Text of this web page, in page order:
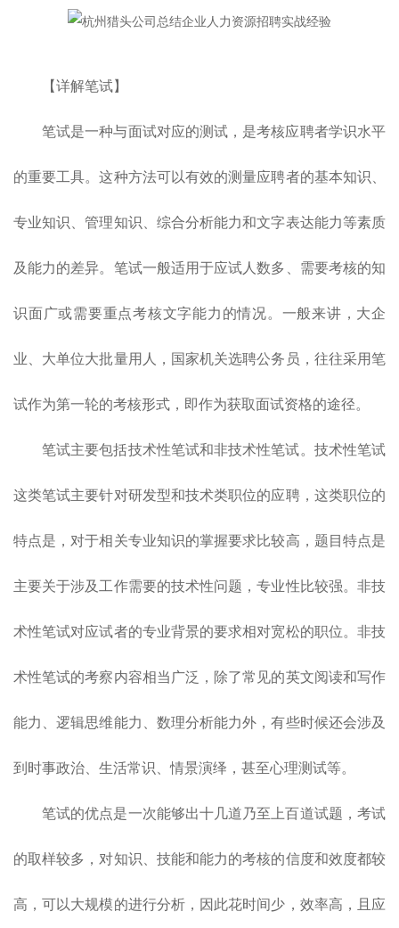
【详解笔试】
笔试是一种与面试对应的测试，是考核应聘者学识水平
的重要工具。这种方法可以有效的测量应聘者的基本知识、
专业知识、管理知识、综合分析能力和文字表达能力等素质
及能力的差异。笔试一般适用于应试人数多、需要考核的知
识面广或需要重点考核文字能力的情况。一般来讲，大企
业、大单位大批量用人，国家机关选聘公务员，往往采用笔
试作为第一轮的考核形式，即作为获取面试资格的途径。
笔试主要包括技术性笔试和非技术性笔试。技术性笔试
这类笔试主要针对研发型和技术类职位的应聘，这类职位的
特点是，对于相关专业知识的掌握要求比较高，题目特点是
主要关于涉及工作需要的技术性问题，专业性比较强。非技
术性笔试对应试者的专业背景的要求相对宽松的职位。非技
术性笔试的考察内容相当广泛，除了常见的英文阅读和写作
能力、逻辑思维能力、数理分析能力外，有些时候还会涉及
到时事政治、生活常识、情景演绎，甚至心理测试等。
笔试的优点是一次能够出十几道乃至上百道试题，考试
的取样较多，对知识、技能和能力的考核的信度和效度都较
高，可以大规模的进行分析，因此花时间少，效率高，且应